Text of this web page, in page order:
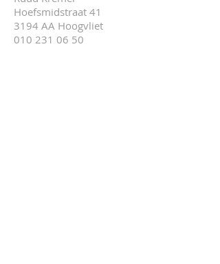
Hoefsmidstraat 41
3194 AA Hoogvliet
010 231 06 50